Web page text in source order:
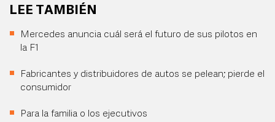
LEE TAMBIÉN
Mercedes anuncia cuál será el futuro de sus pilotos en
la F1
Fabricantes y distribuidores de autos se pelean; pierde el
consumidor
Para la familia o los ejecutivos